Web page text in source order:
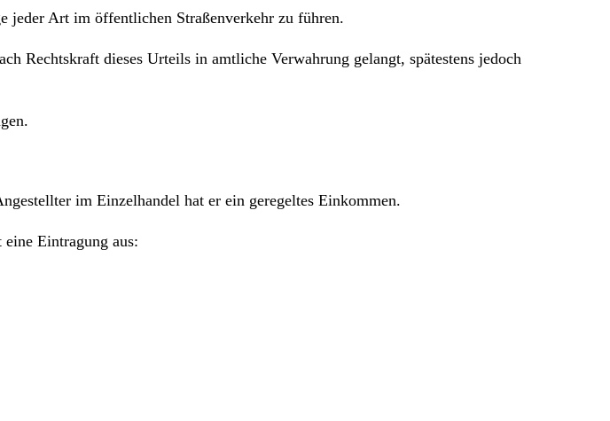
jeder Art im öffentlichen Straßenverkehr zu führen.
Rechtskraft dieses Urteils in amtliche Verwahrung gelangt, spätestens jedoch
im Einzelhandel hat er ein geregeltes Einkommen.
Eintragung aus: